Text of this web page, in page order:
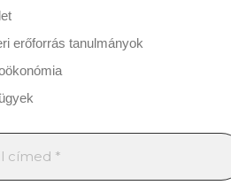
erőforrás tanulmányok